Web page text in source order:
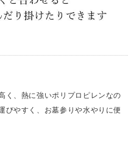
く、熱に強いポリプロピレンなの
びやすく、お墓参りや水やりに便